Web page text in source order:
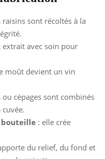
raisins sont récoltés à la
extrait avec soin pour
moût devient un vin
cépages sont combinés
bouteille : elle crée
du relief, du fond et